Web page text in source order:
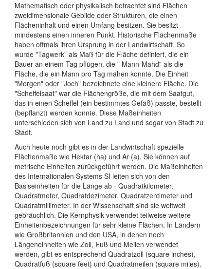
Mathematisch oder physikalisch betrachtet sind Flächen
zweidimensionale Gebilde oder Strukturen, die einen
Flächeninhalt und einen Umfang besitzen. Sie besitzt
mindestens einen inneren Punkt. Historische Flächenmaße
haben oftmals ihren Ursprung in der Landwirtschaft. So
wurde "Tagwerk" als Maß für die Fläche definiert, die ein
Bauer an einem Tag pflügen, die " Mann-Mahd" als die
Fläche, die ein Mann pro Tag mähen konnte. Die Einheit
"Morgen" oder "Joch" bezeichnete eine kleinere Fläche. Die
"Scheffelsaat" war die Flächengröße, die mit dem Saatgut,
das in einen Scheffel (ein bestimmtes Gefäß) passte, bestellt
(bepflanzt) werden konnte. Diese Maßeinheiten
unterschieden sich von Land zu Land und sogar von Stadt zu
Stadt.
Auch heute noch gibt es in der Landwirtschaft spezielle
Flächenmaße wie Hektar (ha) und Ar (a). Sie können auf
metrische Einheiten zurückgeführt werden. Die Maßeinheiten
des Internationalen Systems SI leiten sich von den
Basiseinheiten für die Länge ab - Quadratkilometer,
Quadratmeter, Quadratdezimeter, Quadratzentimeter und
Quadratmillimeter. In der Wissenschaft sind sie weltweit
gebräuchlich. Die Kernphysik verwendet teilweise weitere
Einheitenbezeichnungen für sehr kleine Flächen. In Ländern
wie Großbritannien und den USA, in denen noch
Längeneinheiten wie Zoll, Fuß und Meilen verwendet
werden, gibt es entsprechend Quadratzoll (square inches),
Quadratfuß (square feet) und Quadratmeilen (square miles).